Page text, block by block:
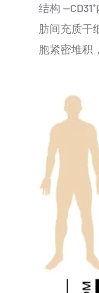
结构
肪间充质干
胞紧密堆积